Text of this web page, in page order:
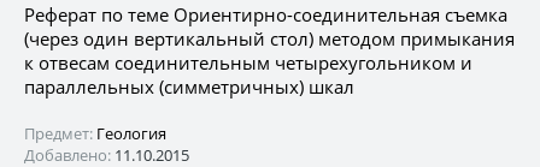
Реферат по теме Ориентирно-соединительная съемка
(через один вертикальный стол) методом примыкания
к отвесам соединительным четырехугольником и
параллельных (симметричных) шкал
Предмет: Геология
Добавлено: 11.10.2015